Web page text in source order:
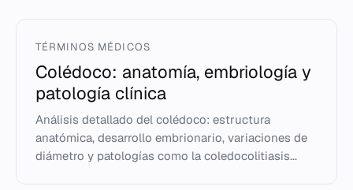
TÉRMINOS MÉDICOS
Colédoco: anatomía, embriología y
patología clínica
Análisis detallado del colédoco: estructura
anatómica, desarrollo embrionario, variaciones de
diámetro y patologías como la coledocolitiasis...